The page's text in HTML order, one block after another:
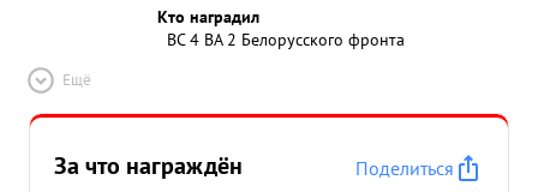
Кто наградил
ВС 4 ВА 2 Белорусского фронта
Ещё
За что награждён
Поделиться